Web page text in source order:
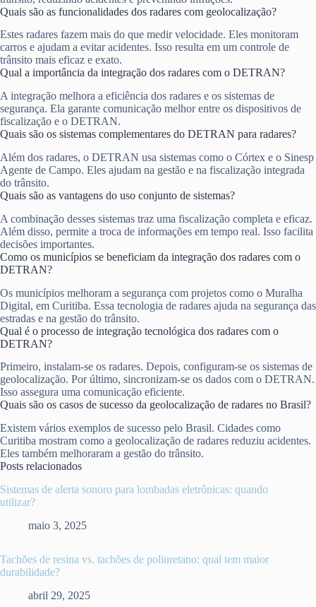
Quais são as funcionalidades dos radares com geolocalização?
Estes radares fazem mais do que medir velocidade. Eles monitoram
carros e ajudam a evitar acidentes. Isso resulta em um controle de
trânsito mais eficaz e exato.
Qual a importância da integração dos radares com o DETRAN?
A integração melhora a eficiência dos radares e os sistemas de
segurança. Ela garante comunicação melhor entre os dispositivos de
fiscalização e o DETRAN.
Quais são os sistemas complementares do DETRAN para radares?
Além dos radares, o DETRAN usa sistemas como o Córtex e o Sinesp
Agente de Campo. Eles ajudam na gestão e na fiscalização integrada
do trânsito.
Quais são as vantagens do uso conjunto de sistemas?
A combinação desses sistemas traz uma fiscalização completa e eficaz.
Além disso, permite a troca de informações em tempo real. Isso facilita
decisões importantes.
Como os municípios se beneficiam da integração dos radares com o
DETRAN?
Os municípios melhoram a segurança com projetos como o Muralha
Digital, em Curitiba. Essa tecnologia de radares ajuda na segurança das
estradas e na gestão do trânsito.
Qual é o processo de integração tecnológica dos radares com o
DETRAN?
Primeiro, instalam-se os radares. Depois, configuram-se os sistemas de
geolocalização. Por último, sincronizam-se os dados com o DETRAN.
Isso assegura uma comunicação eficiente.
Quais são os casos de sucesso da geolocalização de radares no Brasil?
Existem vários exemplos de sucesso pelo Brasil. Cidades como
Curitiba mostram como a geolocalização de radares reduziu acidentes.
Eles também melhoraram a gestão do trânsito.
Posts relacionados
Sistemas de alerta sonoro para lombadas eletrônicas: quando
utilizar?
maio 3, 2025
Tachões de resina vs. tachões de poliuretano: qual tem maior
durabilidade?
abril 29, 2025